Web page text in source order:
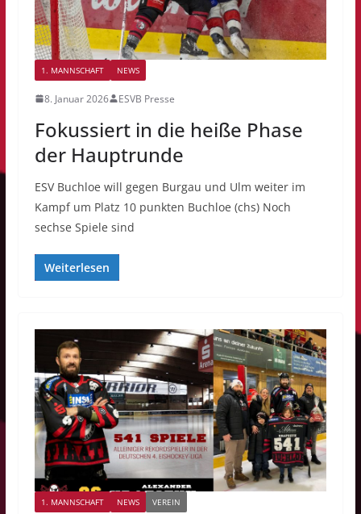
1. MANNSCHAFT NEWS
8. Januar 2026 ESVB Presse
Fokussiert in die heiße Phase
der Hauptrunde
ESV Buchloe will gegen Burgau und Ulm weiter im
Kampf um Platz 10 punkten Buchloe (chs) Noch
sechse Spiele sind
Weiterlesen
1. MANNSCHAFT NEWS VEREIN